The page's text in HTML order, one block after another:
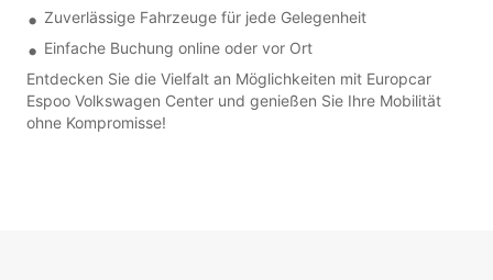
Zuverlässige Fahrzeuge für jede Gelegenheit
Einfache Buchung online oder vor Ort
Entdecken Sie die Vielfalt an Möglichkeiten mit Europcar
Espoo Volkswagen Center und genießen Sie Ihre Mobilität
ohne Kompromisse!